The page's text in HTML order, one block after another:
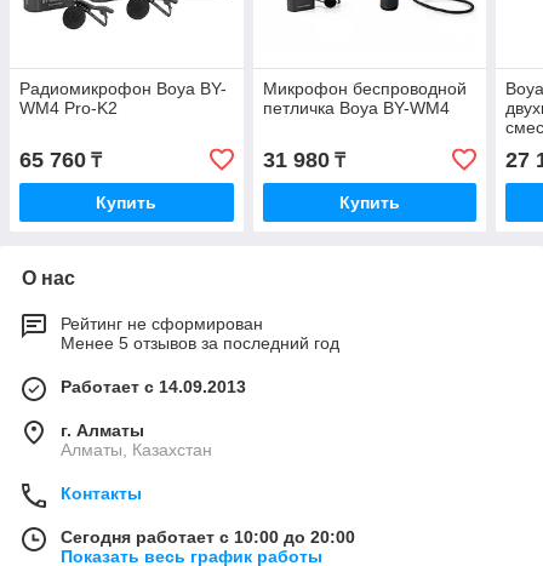
Радиомикрофон Boya BY-
WM4 Pro-K2
65 760 ₸
Купить
Микрофон беспроводной
петличка Boya BY-WM4
31 980₸
Купить
27
О нас
Рейтинг не сформирован
Менее 5 отзывов за последний год
Работает с 14.09.2013
г. Алматы
Алматы, Казахстан
Контакты
Сегодня работает с 10:00 до 20:00
Показать весь график работы